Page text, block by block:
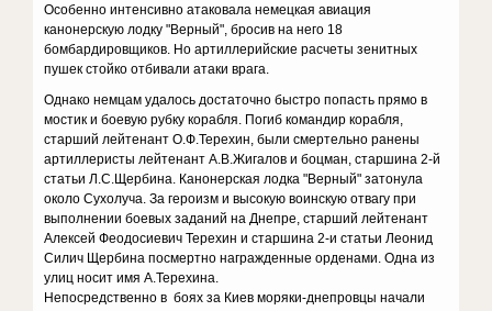
Особенно интенсивно атаковала немецкая авиация
канонерскую лодку "Верный", бросив на него 18
бомбардировщиков. Но артиллерийские расчеты зенитных
пушек стойко отбивали атаки врага.
Однако немцам удалось достаточно быстро попасть прямо в
мостик и боевую рубку корабля. Погиб командир корабля,
старший лейтенант О.Ф.Терехин, были смертельно ранены
артиллеристы лейтенант А.В.Жигалов и боцман, старшина 2-й
статьи Л.С.Щербина. Канонерская лодка "Верный" затонула
около Сухолуча. За героизм и высокую воинскую отвагу при
выполнении боевых заданий на Днепре, старший лейтенант
Алексей Феодосиевич Терехин и старшина 2-и статьи Леонид
Силич Щербина посмертно награжденные орденами. Одна из
улиц носит имя А.Терехина.
Непосредственно в боях за Киев моряки-днепровцы начали